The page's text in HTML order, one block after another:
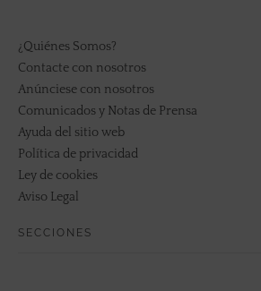
¿Quiénes Somos?
Contacte con nosotros
Anúnciese con nosotros
Comunicados y Notas de Prensa
Ayuda del sitio web
Política de privacidad
Ley de cookies
Aviso Legal
SECCIONES